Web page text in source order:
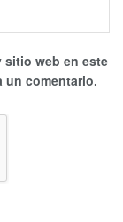
sitio web en este
un comentario.